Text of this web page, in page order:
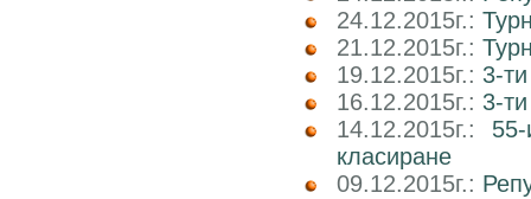
24.12.2015г.:
21.12.2015г.:
19.12.2015г.: 3-
16.12.2015г.: 3-
14.12.2015г.:
класиране
09.12.2015г.: